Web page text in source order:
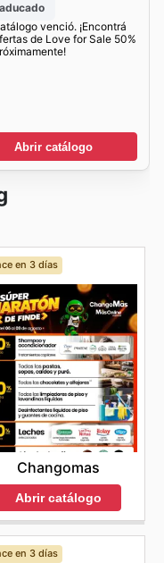
venció. ¡Encontrá
de Love for Sale 50%
Abrir catálogo
en 3 días
Changomas
Abrir catálogo
en 3 días